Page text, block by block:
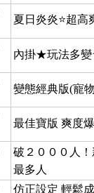
夏日炎炎⭐超高
內掛★玩法多
變態經典版(寵
最佳寶版 爽度
破２０００人
最多人
仿正設定 輕鬆